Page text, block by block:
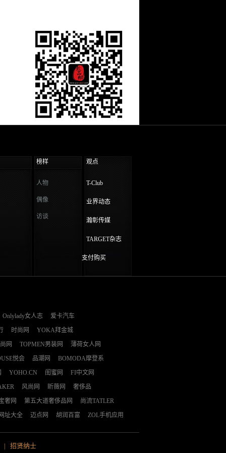
榜样 观点
人物
偶像
访谈
T-Club
业界动态
瀚彰传媒
TARGET杂志
支付购买
Onlylady女人志
爱卡汽车
时尚网
YOKA拜金城
网
TOPMEN男装网
薄荷女人网
悦会
品潮网
BOMODA摩登系
YOHO.CN 闺蜜网
FI中文网
风尚网 昕薇网
奢侈品
奢网
第五大道奢侈品网
尚流TATLER
址大全
迈点网 胡润百富 ZOL手机应用
招贤纳士